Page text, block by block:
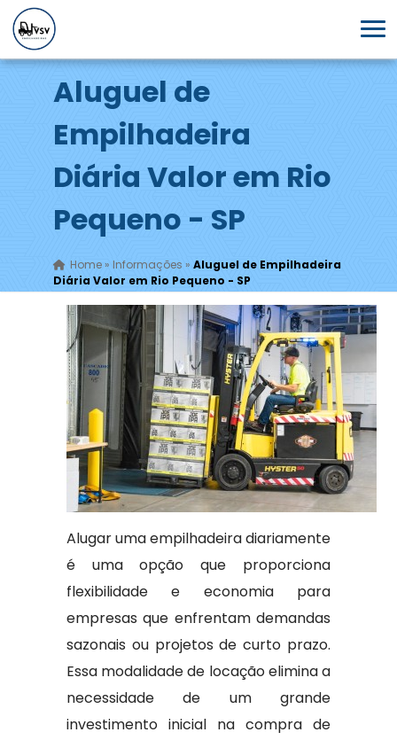
Aluguel de
Empilhadeira
Diária Valor em Rio
Pequeno - SP
Home» Informações » Aluguel de Empilhadeira
Diária Valor em Rio Pequeno - SP
Alugar uma empilhadeira diariamente
é uma opção que proporciona
flexibilidade e economia para
empresas que enfrentam demandas
sazonais ou projetos de curto prazo.
Essa modalidade de locação elimina a
necessidade de um grande
investimento inicial na compra de